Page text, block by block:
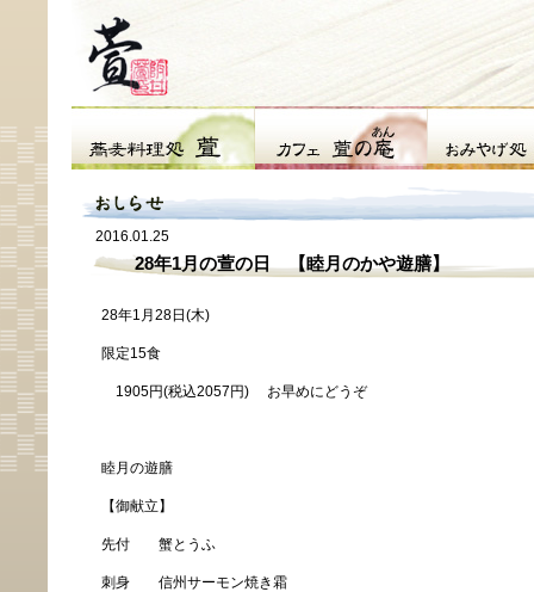
2016.01.25
28年1月の萱の日 【睦月のかや遊膳】
28年1月28日(木)
限定15食
1905円(税込2057円) お早めにどうぞ
睦月の遊膳
【御献立】
先付 蟹とうふ
刺身 信州サーモン焼き霜